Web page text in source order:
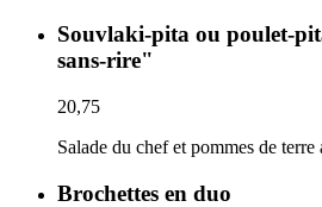
Souvlaki-pita ou poulet-
sans-rire"
20,75
Salade du chef et pommes de
Brochettes en duo